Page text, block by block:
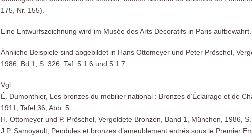
175, Nr. 155).
Eine Entwurfszeichnung wird im Musée des Arts Décoratifs in Paris aufbewahrt.
Ähnliche Beispiele sind abgebildet in Hans Ottomeyer und Peter Pröschel,
1986, Bd.1, S. 326, Taf. 5.1.6 und 5.1.7.
Vgl. :
É. Dumonthier, Les bronzes du mobilier national : Bronzes d’Éclairage et de
1911, Tafel 36, Abb. 5.
H. Ottomeyer und P. Pröschel, Vergoldete Bronzen, Band 1, München, 1986, S.
J.P. Samoyault, Pendules et bronzes d’ameublement entrés sous le Premier